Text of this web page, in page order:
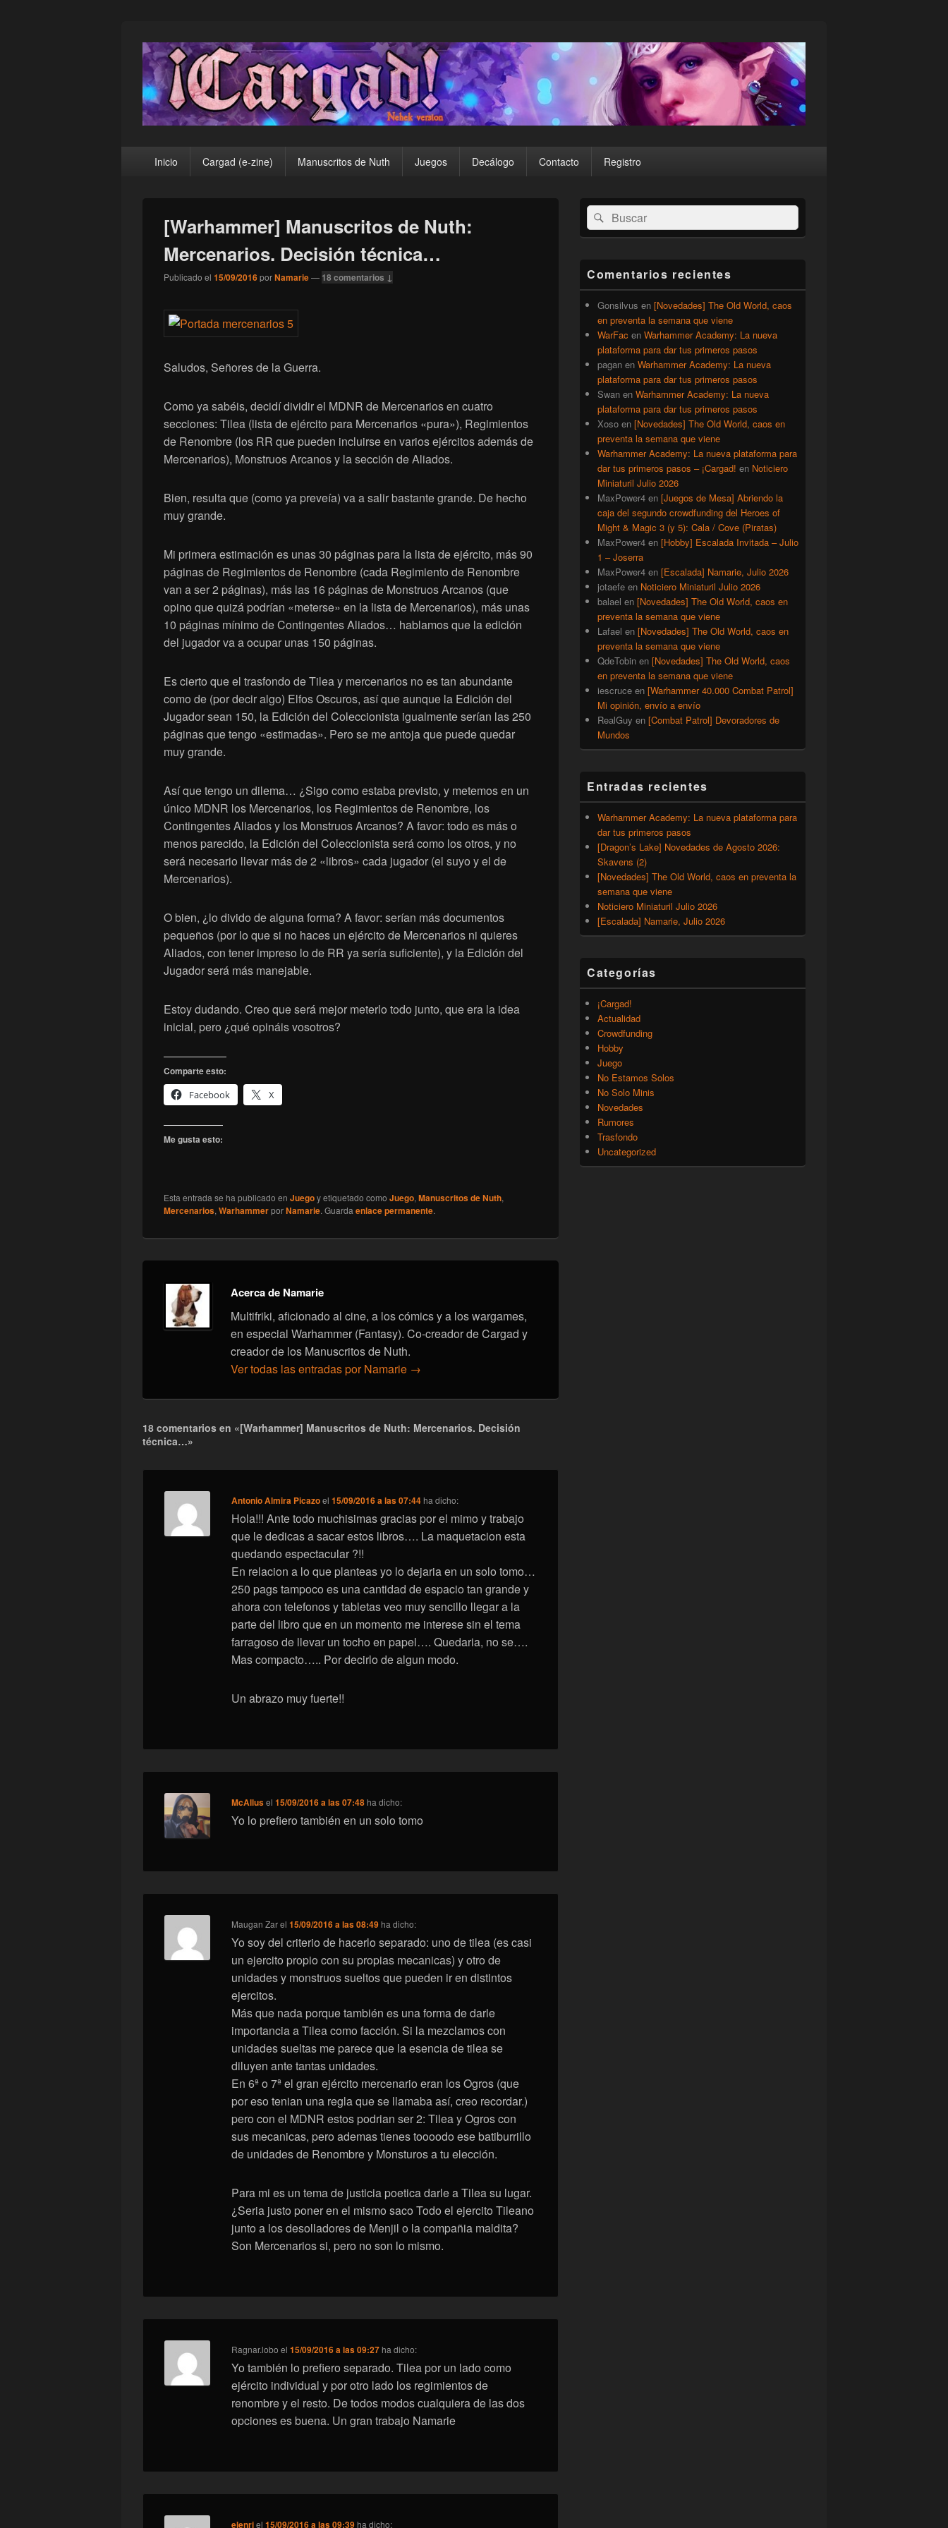
¡Cargad!
principalInicio Cargad (e-zine) Manuscritos de Nuth Juegos Decálogo Contacto Registro
[Warhammer] Manuscritos de Nuth:
Mercenarios. Decisión técnica…
Publicado el 15/09/2016porNamarie— 18 comentarios ↓
Saludos, Señores de la Guerra.
Como ya sabéis, decidí dividir el MDNR de Mercenarios en cuatro
secciones: Tilea (lista de ejército para Mercenarios «pura»), Regimientos
de Renombre (los RR que pueden incluirse en varios ejércitos además de
Mercenarios), Monstruos Arcanos y la sección de Aliados.
Bien, resulta que (como ya preveía) va a salir bastante grande. De hecho
muy grande.
Mi primera estimación es unas 30 páginas para la lista de ejército, más 90
páginas de Regimientos de Renombre (cada Regimiento de Renombre
van a ser 2 páginas), más las 16 páginas de Monstruos Arcanos (que
opino que quizá podrían «meterse» en la lista de Mercenarios), más unas
10 páginas mínimo de Contingentes Aliados… hablamos que la edición
del jugador va a ocupar unas 150 páginas.
Es cierto que el trasfondo de Tilea y mercenarios no es tan abundante
como de (por decir algo) Elfos Oscuros, así que aunque la Edición del
Jugador sean 150, la Edición del Coleccionista igualmente serían las 250
páginas que tengo «estimadas». Pero se me antoja que puede quedar
muy grande.
Así que tengo un dilema… ¿Sigo como estaba previsto, y metemos en un
único MDNR los Mercenarios, los Regimientos de Renombre, los
Contingentes Aliados y los Monstruos Arcanos? A favor: todo es más o
menos parecido, la Edición del Coleccionista será como los otros, y no
será necesario llevar más de 2 «libros» cada jugador (el suyo y el de
Mercenarios).
O bien, ¿lo divido de alguna forma? A favor: serían más documentos
pequeños (por lo que si no haces un ejército de Mercenarios ni quieres
Aliados, con tener impreso lo de RR ya sería suficiente), y la Edición del
Jugador será más manejable.
Estoy dudando. Creo que será mejor meterlo todo junto, que era la idea
inicial, pero ¿qué opináis vosotros?
Comparte esto:
Facebook
X
Me gusta esto:
Esta entrada se ha publicado en Juegoy etiquetado como Juego, Manuscritos de Nuth,
Mercenarios, WarhammerporNamarie. Guarda enlace permanente.
Acerca de Namarie
Multifriki, aficionado al cine, a los cómics y a los wargames,
en especial Warhammer (Fantasy). Co-creador de Cargad y
creador de los Manuscritos de Nuth.
Ver todas las entradas por Namarie →
18 comentarios en «[Warhammer] Manuscritos de Nuth: Mercenarios. Decisión
técnica…»
Antonio Almira Picazoel15/09/2016 a las 07:44ha dicho:
Hola!!! Ante todo muchisimas gracias por el mimo y trabajo
que le dedicas a sacar estos libros…. La maquetacion esta
quedando espectacular ?!!
En relacion a lo que planteas yo lo dejaria en un solo tomo…
250 pags tampoco es una cantidad de espacio tan grande y
ahora con telefonos y tabletas veo muy sencillo llegar a la
parte del libro que en un momento me interese sin el tema
farragoso de llevar un tocho en papel…. Quedaria, no se….
Mas compacto….. Por decirlo de algun modo.
Un abrazo muy fuerte!!
McAllusel15/09/2016 a las 07:48ha dicho:
Yo lo prefiero también en un solo tomo
Maugan Zarel15/09/2016 a las 08:49ha dicho:
Yo soy del criterio de hacerlo separado: uno de tilea (es casi
un ejercito propio con su propias mecanicas) y otro de
unidades y monstruos sueltos que pueden ir en distintos
ejercitos.
Más que nada porque también es una forma de darle
importancia a Tilea como facción. Si la mezclamos con
unidades sueltas me parece que la esencia de tilea se
diluyen ante tantas unidades.
En 6ª o 7ª el gran ejército mercenario eran los Ogros (que
por eso tenian una regla que se llamaba así, creo recordar.)
pero con el MDNR estos podrian ser 2: Tilea y Ogros con
sus mecanicas, pero ademas tienes toooodo ese batiburrillo
de unidades de Renombre y Monsturos a tu elección.
Para mi es un tema de justicia poetica darle a Tilea su lugar.
¿Seria justo poner en el mismo saco Todo el ejercito Tileano
junto a los desolladores de Menjil o la compañia maldita?
Son Mercenarios si, pero no son lo mismo.
Ragnar.lobo el15/09/2016 a las 09:27ha dicho:
Yo también lo prefiero separado. Tilea por un lado como
ejército individual y por otro lado los regimientos de
renombre y el resto. De todos modos cualquiera de las dos
opciones es buena. Un gran trabajo Namarie
elenriel15/09/2016 a las 09:39ha dicho:
El
área
de
lateral
primaria
Buscar
por:
Buscar
Comentarios recientes
Gonsilvus en [Novedades] The Old World, caos
en preventa la semana que viene
WarFac en Warhammer Academy: La nueva
plataforma para dar tus primeros pasos
pagan en Warhammer Academy: La nueva
plataforma para dar tus primeros pasos
Swan en Warhammer Academy: La nueva
plataforma para dar tus primeros pasos
Xoso en [Novedades] The Old World, caos en
preventa la semana que viene
Warhammer Academy: La nueva plataforma para
dar tus primeros pasos – ¡Cargad! en Noticiero
Miniaturil Julio 2026
MaxPower4 en [Juegos de Mesa] Abriendo la
caja del segundo crowdfunding del Heroes of
Might & Magic 3 (y 5): Cala / Cove (Piratas)
MaxPower4 en [Hobby] Escalada Invitada – Julio
1 – Joserra
MaxPower4 en [Escalada] Namarie, Julio 2026
jotaefe en Noticiero Miniaturil Julio 2026
balael en [Novedades] The Old World, caos en
preventa la semana que viene
Lafael en [Novedades] The Old World, caos en
preventa la semana que viene
QdeTobin en [Novedades] The Old World, caos
en preventa la semana que viene
iescruce en [Warhammer 40.000 Combat Patrol]
Mi opinión, envío a envío
RealGuy en [Combat Patrol] Devoradores de
Mundos
Entradas recientes
Warhammer Academy: La nueva plataforma para
dar tus primeros pasos
[Dragon’s Lake] Novedades de Agosto 2026:
Skavens (2)
[Novedades] The Old World, caos en preventa la
semana que viene
Noticiero Miniaturil Julio 2026
[Escalada] Namarie, Julio 2026
Categorías
¡Cargad!
Actualidad
Crowdfunding
Hobby
Juego
No Estamos Solos
No Solo Minis
Novedades
Rumores
Trasfondo
Uncategorized